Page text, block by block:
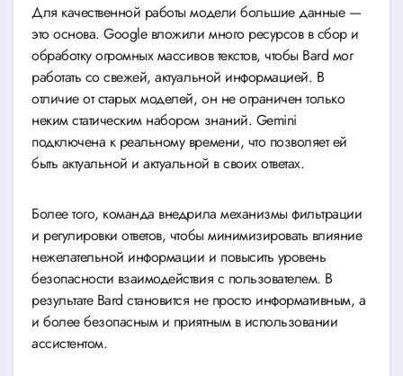
Для качественной работы модели большие данные —
это основа. Google вложили много ресурсов в сбор и
обработку огромных массивов текстов, чтобы Bard мог
работать со свежей, актуальной информацией. В
отличие от старых моделей, он не ограничен только
неким статическим набором знаний. Gemini
подключена к реальному времени, что позволяет ей
быть актуальной и актуальной в своих ответах.
Более того, команда внедрила механизмы фильтрации
и регулировки ответов, чтобы минимизировать влияние
нежелательной информации и повысить уровень
безопасности взаимодействия с пользователем. В
результате Bard становится не просто информативным, а
и более безопасным и приятным в использовании
ассистентом.